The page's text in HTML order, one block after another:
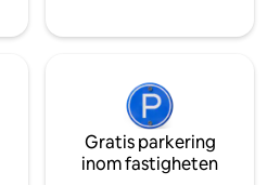
Gratis parkering
inom fastigheten